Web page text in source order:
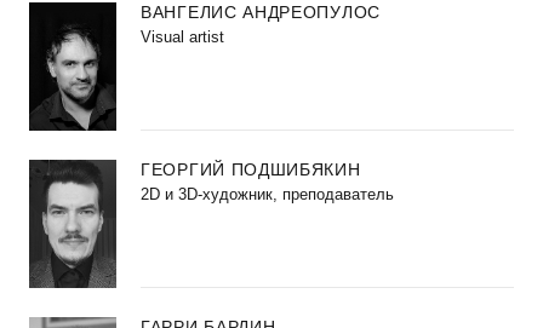
ВАНГЕЛИС АНДРЕОПУЛОС
Visual artist
ГЕОРГИЙ ПОДШИБЯКИН
2D и 3D-художник, преподаватель